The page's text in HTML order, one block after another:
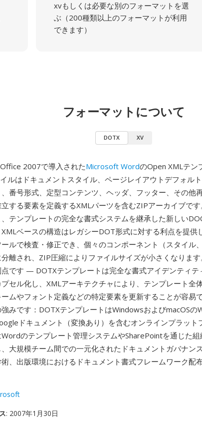
xvもしくは必要な別のフォーマットを選
ぶ（200種類以上のフォーマットが利用
できます）
フォーマットについて
DOTX XV
2007で導入されたMicrosoft WordのOpen XMLテン
ルはドキュメントスタイル、ページレイアウトデフォル
番号形式、定型コンテンツ、ヘッダ、フッター、その他
立する要素を定義するXMLパーツを含むZIPアーカイブで
テンプレートの完全な書式システムを継承した新しい
ベースの構造はレガシーDOT形式に対する利点を提供
ルで検査・修正でき、個々のコンポーネント（スタイル
離され、ZIP圧縮によりファイルサイズが小さくなりま
です — DOTXテンプレートは完全な書式アイデンティテ
セル化し、XMLアーキテクチャにより、テンプレート全
ムやフォント定義などの特定要素を更新することが容易
みです：DOTXテンプレートはWindowsおよびmacOSの
ドキュメント（変換あり）を含むオンラインプラット
Wordのテンプレート管理システムやSharePointを通じた
、大規模チーム間での一元化されたドキュメントガバナン
、出版環境におけるドキュメント書式フレームワーク配
: 2007年1月30日